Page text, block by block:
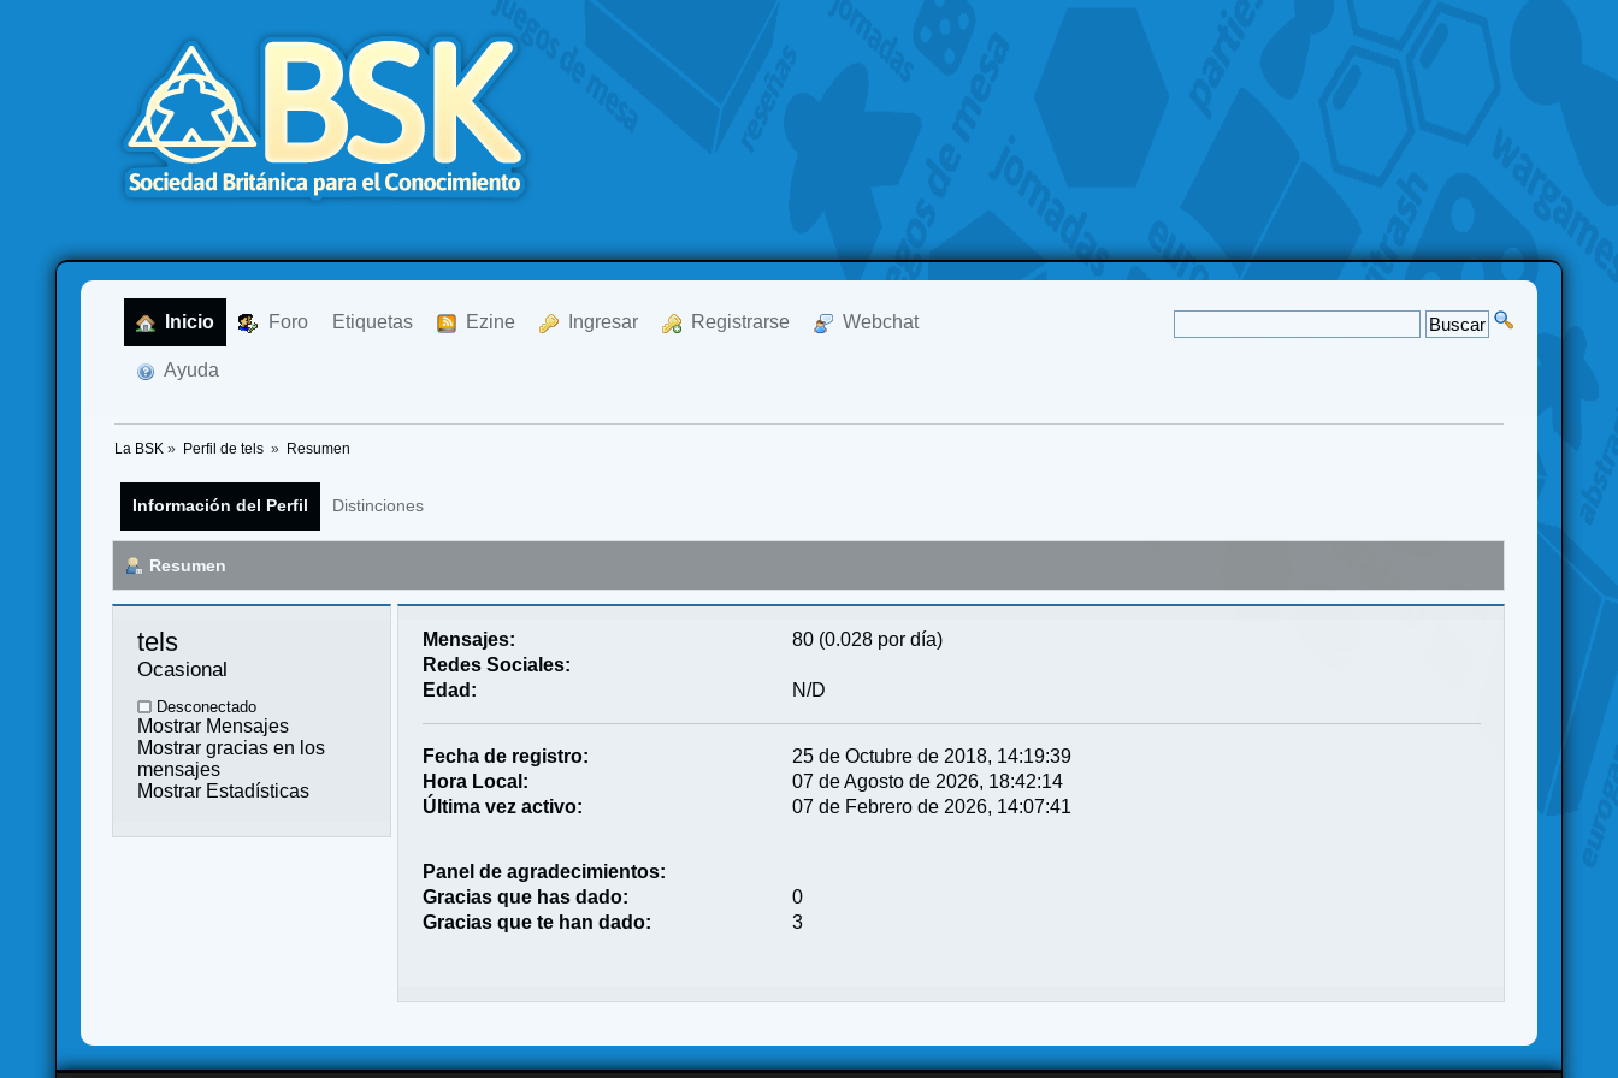
Inicio Foro Etiquetas Ezine Ingresar Registrarse Webchat
Ayuda
La BSK » Perfil de tels » Resumen
Información del Perfil Distinciones
Resumen
tels
Ocasional
Desconectado
Mostrar Mensajes
Mostrar gracias en los
mensajes
Mostrar Estadísticas
Mensajes:
80 (0.028 por día)
Redes Sociales:
Edad:
N/D
Fecha de registro:
25 de Octubre de 2018, 14:19:39
Hora Local:
07 de Agosto de 2026, 18:42:14
Última vez activo:
07 de Febrero de 2026, 14:07:41
Panel de agradecimientos:
Gracias que has dado:
0
Gracias que te han dado:
3